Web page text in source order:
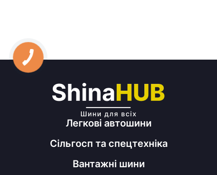
Легкові автошини
Сільгосп та спецтехніка
Вантажні шини